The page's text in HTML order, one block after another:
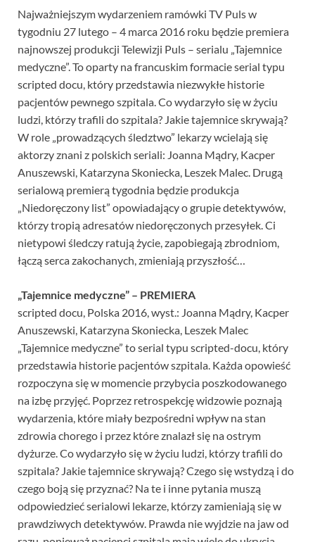
Najważniejszym wydarzeniem ramówki TV Puls w
tygodniu 27 lutego – 4 marca 2016 roku będzie premiera
najnowszej produkcji Telewizji Puls – serialu „Tajemnice
medyczne”. To oparty na francuskim formacie serial typu
scripted docu, który przedstawia niezwykłe historie
pacjentów pewnego szpitala. Co wydarzyło się w życiu
ludzi, którzy trafili do szpitala? Jakie tajemnice skrywają?
W role „prowadzących śledztwo” lekarzy wcielają się
aktorzy znani z polskich seriali: Joanna Mądry, Kacper
Anuszewski, Katarzyna Skoniecka, Leszek Malec. Drugą
serialową premierą tygodnia będzie produkcja
„Niedoręczony list” opowiadający o grupie detektywów,
którzy tropią adresatów niedoręczonych przesyłek. Ci
nietypowi śledczy ratują życie, zapobiegają zbrodniom,
łączą serca zakochanych, zmieniają przyszłość…
„Tajemnice medyczne” – PREMIERA
scripted docu, Polska 2016, wyst.: Joanna Mądry, Kacper
Anuszewski, Katarzyna Skoniecka, Leszek Malec
„Tajemnice medyczne” to serial typu scripted-docu, który
przedstawia historie pacjentów szpitala. Każda opowieść
rozpoczyna się w momencie przybycia poszkodowanego
na izbę przyjęć. Poprzez retrospekcję widzowie poznają
wydarzenia, które miały bezpośredni wpływ na stan
zdrowia chorego i przez które znalazł się na ostrym
dyżurze. Co wydarzyło się w życiu ludzi, którzy trafili do
szpitala? Jakie tajemnice skrywają? Czego się wstydzą i do
czego boją się przyznać? Na te i inne pytania muszą
odpowiedzieć serialowi lekarze, którzy zamieniają się w
prawdziwych detektywów. Prawda nie wyjdzie na jaw od